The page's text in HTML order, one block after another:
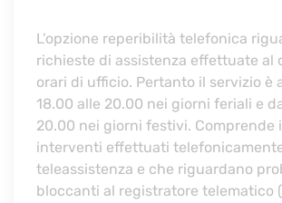
L’opzione reperibilità telefonica
richieste di assistenza effettuate al
orari di ufficio. Pertanto il servizio è
18.00 alle 20.00 nei giorni feriali e
20.00 nei giorni festivi. Comprende
interventi effettuati
teleassistenza e che riguardano
bloccanti al registratore telematico